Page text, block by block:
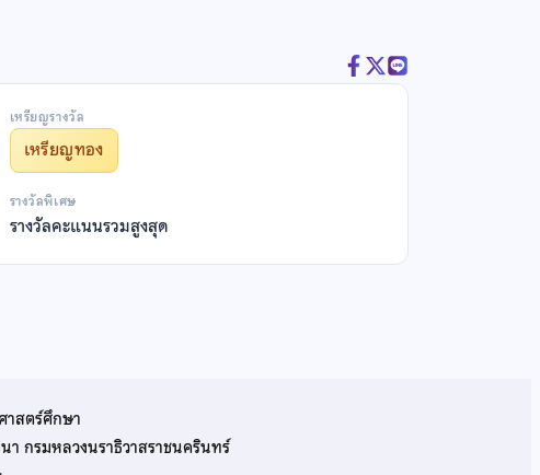
เหรียญรางวัล
เหรียญทอง
รางวัลพิเศษ
รางวัลคะแนนรวมสูงสุด
าสตร์ศึกษา
กรมหลวงนราธิวาสราชนครินทร์